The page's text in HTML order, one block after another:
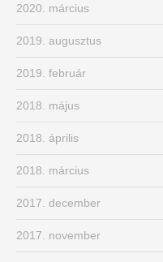
2020. március
2019. augusztus
2019. február
2018. május
2018. április
2018. március
2017. december
2017. november